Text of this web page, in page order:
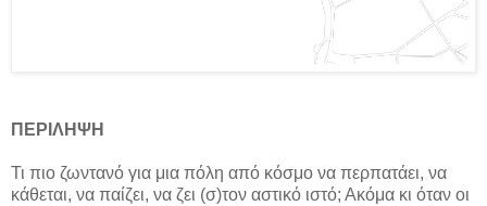
ΠΕΡΙΛΗΨΗ
Τι πιο ζωντανό για μια πόλη από κόσμο να περπατάει, να
κάθεται, να παίζει, να ζει (σ)τον αστικό ιστό; Ακόμα κι όταν οι